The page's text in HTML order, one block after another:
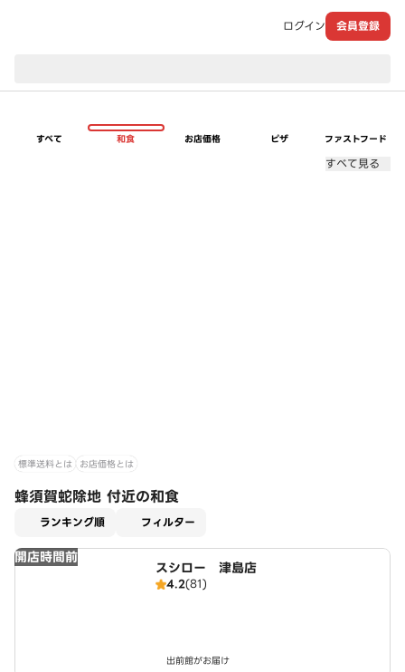
ログイン 会員登録
すべて 和食 お店価格 ピザ ファストフード
すべて見る
標準送料とは お店価格とは
蜂須賀蛇除地 付近の和食
ランキング順 フィルター
開店時間前
スシロー 津島店
4.2(81)
出前館がお届け